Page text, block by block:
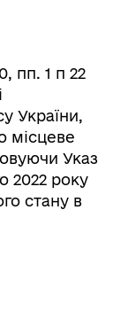
пп. 1 п 22
України,
місцеве
Указ
2022 року
стану в